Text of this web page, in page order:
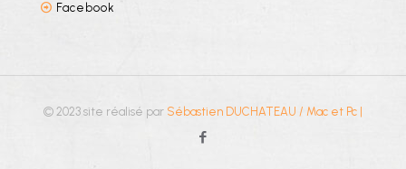
Facebook
© 2023 site réalisé par Sébastien DUCHATEAU / Mac et Pc